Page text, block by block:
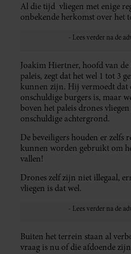
Al die tijd vliegen met enige
onbekende herkomst over het
Joakim Hiertner, hoofd van
paleis, zegt dat het wel 1 tot 3
kunnen zijn. Hij vermoedt dat
onschuldige burgers is, maar
boven het paleis drones
onschuldige achtergrond.
De beveiligers houden er zelfs
kunnen worden gebruikt om
vallen!
Drones zelf zijn niet illegaal,
vliegen is dat wel.
Buiten het terrein staan al
vraag is nu of die afdoende